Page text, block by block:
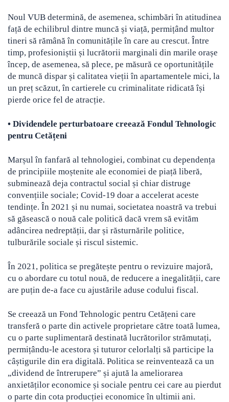
Noul VUB determină, de asemenea, schimbări în atitudinea
față de echilibrul dintre muncă și viață, permițând multor
tineri să rămână în comunitățile în care au crescut. Între
timp, profesioniștii și lucrătorii marginali din marile orașe
încep, de asemenea, să plece, pe măsură ce oportunitățile
de muncă dispar și calitatea vieții în apartamentele mici, la
un preț scăzut, în cartierele cu criminalitate ridicată își
pierde orice fel de atracție.
• Dividendele perturbatoare creează Fondul Tehnologic
pentru Cetățeni
Marșul în fanfară al tehnologiei, combinat cu dependența
de principiile moștenite ale economiei de piață liberă,
subminează deja contractul social și chiar distruge
convențiile sociale; Covid-19 doar a accelerat aceste
tendințe. În 2021 și nu numai, societatea noastră va trebui
să găsească o nouă cale politică dacă vrem să evităm
adâncirea nedreptății, dar și răsturnările politice,
tulburările sociale și riscul sistemic.
În 2021, politica se pregătește pentru o revizuire majoră,
cu o abordare cu totul nouă, de reducere a inegalității, care
are puțin de-a face cu ajustările aduse codului fiscal.
Se creează un Fond Tehnologic pentru Cetățeni care
transferă o parte din activele proprietare către toată lumea,
cu o parte suplimentară destinată lucrătorilor strămutați,
permițându-le acestora și tuturor celorlalți să participe la
câștigurile din era digitală. Politica se reinventează ca un
„dividend de întrerupere” și ajută la ameliorarea
anxietăților economice și sociale pentru cei care au pierdut
o parte din cota producției economice în ultimii ani.